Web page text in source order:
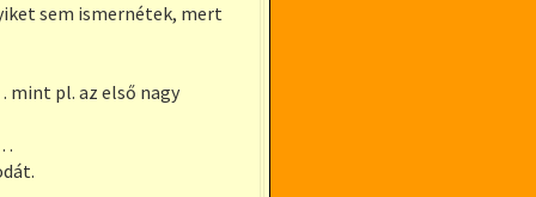
sem ismernétek, mert
pl. az első nagy